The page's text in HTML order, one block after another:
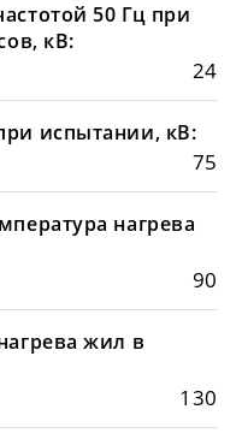
50 Гц при
кВ:
24
испытании, кВ:
75
нагрева
90
жил в
130